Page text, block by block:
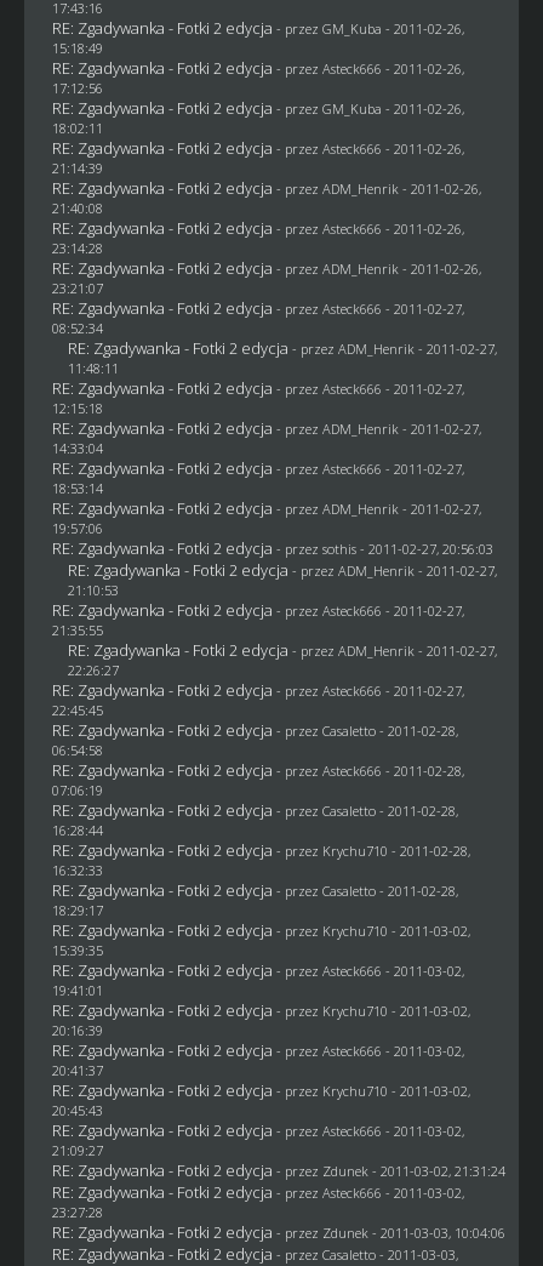
17:43:16
RE: Zgadywanka - Fotki 2 edycja - przez GM_Kuba - 2011-02-26,
15:18:49
RE: Zgadywanka - Fotki 2 edycja - przez Asteck666 - 2011-02-26,
17:12:56
RE: Zgadywanka - Fotki 2 edycja - przez GM_Kuba - 2011-02-26,
18:02:11
RE: Zgadywanka - Fotki 2 edycja - przez Asteck666 - 2011-02-26,
21:14:39
RE: Zgadywanka - Fotki 2 edycja - przez ADM_Henrik - 2011-02-26,
21:40:08
RE: Zgadywanka - Fotki 2 edycja - przez Asteck666 - 2011-02-26,
23:14:28
RE: Zgadywanka - Fotki 2 edycja - przez ADM_Henrik - 2011-02-26,
23:21:07
RE: Zgadywanka - Fotki 2 edycja - przez Asteck666 - 2011-02-27,
08:52:34
RE: Zgadywanka - Fotki 2 edycja - przez ADM_Henrik - 2011-02-27,
11:48:11
RE: Zgadywanka - Fotki 2 edycja - przez Asteck666 - 2011-02-27,
12:15:18
RE: Zgadywanka - Fotki 2 edycja - przez ADM_Henrik - 2011-02-27,
14:33:04
RE: Zgadywanka - Fotki 2 edycja - przez Asteck666 - 2011-02-27,
18:53:14
RE: Zgadywanka - Fotki 2 edycja - przez ADM_Henrik - 2011-02-27,
19:57:06
RE: Zgadywanka - Fotki 2 edycja - przez sothis- 2011-02-27, 20:56:03
RE: Zgadywanka - Fotki 2 edycja - przez ADM_Henrik - 2011-02-27,
21:10:53
RE: Zgadywanka - Fotki 2 edycja - przez Asteck666 - 2011-02-27,
21:35:55
RE: Zgadywanka - Fotki 2 edycja - przez ADM_Henrik - 2011-02-27,
22:26:27
RE: Zgadywanka - Fotki 2 edycja - przez Asteck666 - 2011-02-27,
22:45:45
RE: Zgadywanka - Fotki 2 edycja - przez Casaletto- 2011-02-28,
06:54:58
RE: Zgadywanka - Fotki 2 edycja - przez Asteck666 - 2011-02-28,
07:06:19
RE: Zgadywanka - Fotki 2 edycja - przez Casaletto- 2011-02-28,
16:28:44
RE: Zgadywanka - Fotki 2 edycja - przez Krychu710 - 2011-02-28,
16:32:33
RE: Zgadywanka - Fotki 2 edycja - przez Casaletto- 2011-02-28,
18:29:17
RE: Zgadywanka - Fotki 2 edycja - przez Krychu710 - 2011-03-02,
15:39:35
RE: Zgadywanka - Fotki 2 edycja - przez Asteck666 - 2011-03-02,
19:41:01
RE: Zgadywanka - Fotki 2 edycja - przez Krychu710 - 2011-03-02,
20:16:39
RE: Zgadywanka - Fotki 2 edycja - przez Asteck666 - 2011-03-02,
20:41:37
RE: Zgadywanka - Fotki 2 edycja - przez Krychu710 - 2011-03-02,
20:45:43
RE: Zgadywanka - Fotki 2 edycja - przez Asteck666 - 2011-03-02,
21:09:27
RE: Zgadywanka - Fotki 2 edycja - przez Zdunek - 2011-03-02, 21:31:24
RE: Zgadywanka - Fotki 2 edycja - przez Asteck666 - 2011-03-02,
23:27:28
RE: Zgadywanka - Fotki 2 edycja - przez Zdunek - 2011-03-03, 10:04:06
RE: Zgadywanka - Fotki 2 edycja - przez Casaletto- 2011-03-03,